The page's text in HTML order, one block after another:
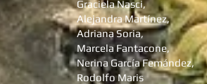
Graciela Nasci,
Alejandra Martínez,
Adriana Soria,
Marcela Fantacone,
Nerina García Femández,
Rodolfo Maris